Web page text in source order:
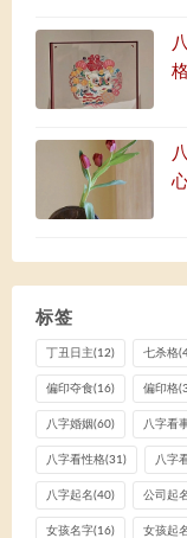
标签
丁丑日主(12) 七杀格
偏印夺食(16) 偏印格
八字婚姻(60) 八字看
八字看性格(31) 八字
八字起名(40) 公司起
女孩名字(16) 女孩起